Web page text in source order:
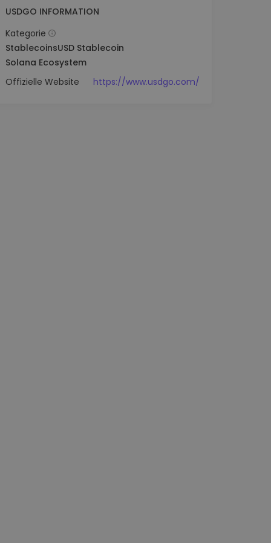
USDGO INFORMATION
Kategorie
StablecoinsUSD Stablecoin
Solana Ecosystem
Offizielle Website
https://www.usdgo.com/